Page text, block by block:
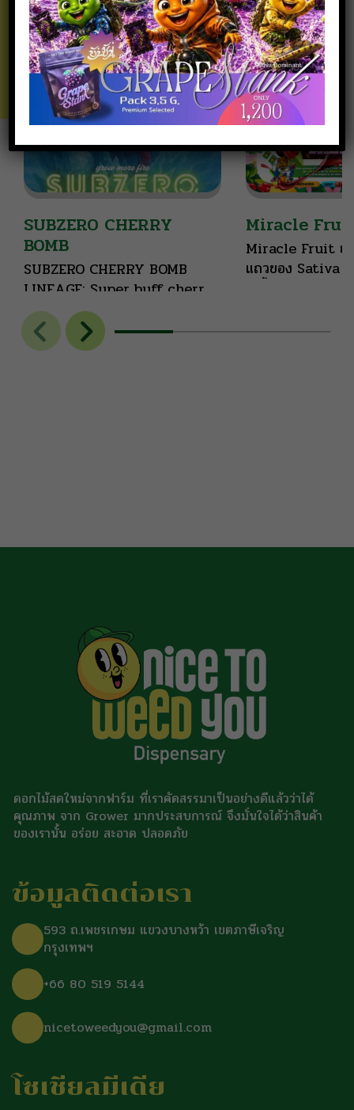
SUBZERO CHERRY
BOMB
SUBZERO CHERRY BOMB
LINEAGE: Super buff cherry
x Subzero
Miracle
Miracle Fruit ยกให้เธอเป็นหัว
แถวของ Sativa
ดอกไม้สดใหม่จากฟาร์ม ที่เราคัดสรรมาเป็นอย่างดีแล้วว่าได้
คุณภาพ จาก Grower มากประสบการณ์ จึงมั่นใจได้ว่าสินค้า
ของเรานั้น อร่อย สะอาด ปลอดภัย
ข้อมูลติดต่อเรา
593 ถ.เพชรเกษม แขวงบางหว้า เขตภาษีเจริญ
กรุงเทพฯ
+66 80 519 5144
nicetoweedyou@gmail.com
โซเชียลมีเดีย